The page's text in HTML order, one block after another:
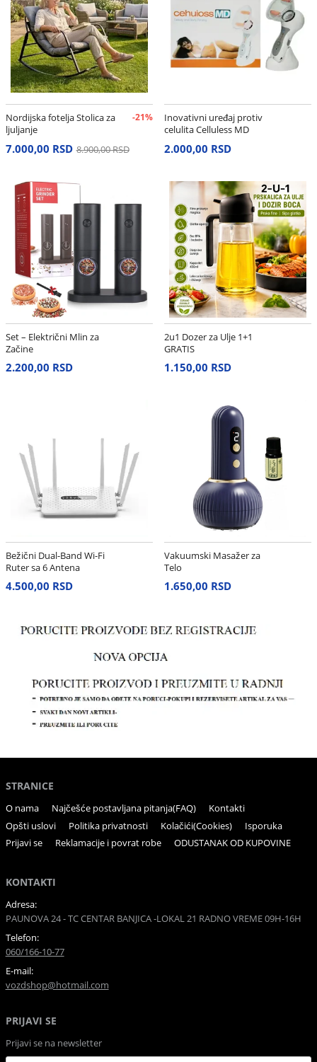
Nordijska fotelja Stolica za
ljuljanje
-21%
7.000,00 RSD 8.900,00 RSD
Inovativni uređaj protiv
celulita Celluless MD
2.000,00 RSD
Set – Električni Mlin za
Začine
2.200,00 RSD
2u1 Dozer za Ulje 1+1
GRATIS
1.150,00 RSD
Bežični Dual-Band Wi-Fi
Ruter sa 6 Antena
4.500,00 RSD
Vakuumski Masažer za
Telo
1.650,00 RSD
STRANICE
O nama Najčešće postavljana pitanja(FAQ)
Kontakti
Opšti uslovi
Politika privatnosti Kolačići(Cookies)
Isporuka
Prijavi se
Reklamacije i povrat robe ODUSTANAK OD KUPOVINE
KONTAKTI
Adresa:
PAUNOVA 24 - TC CENTAR BANJICA -LOKAL 21 RADNO VREME 09H-16H
Telefon:
060/166-10-77
E-mail:
vozdshop@hotmail.com
PRIJAVI SE
Prijavi se na newsletter